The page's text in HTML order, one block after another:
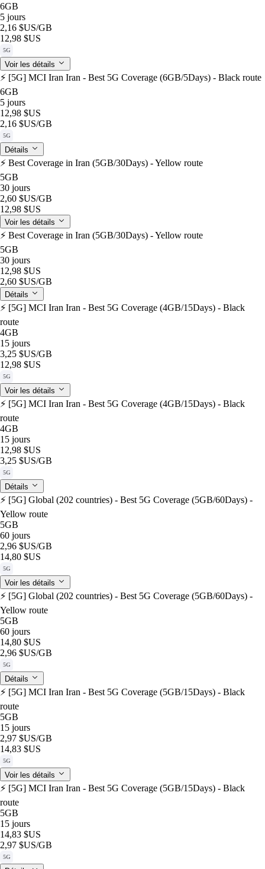
6GB
5 jours
2,16 $US/GB
12,98 $US
5G
Voir les détails
⚡️ [5G] MCI Iran Iran - Best 5G Coverage (6GB/5Days) - Black route
6GB
5 jours
12,98 $US
2,16 $US/GB
5G
Détails
⚡️ Best Coverage in Iran (5GB/30Days) - Yellow route
5GB
30 jours
2,60 $US/GB
12,98 $US
Voir les détails
⚡️ Best Coverage in Iran (5GB/30Days) - Yellow route
5GB
30 jours
12,98 $US
2,60 $US/GB
Détails
⚡️ [5G] MCI Iran Iran - Best 5G Coverage (4GB/15Days) - Black
route
4GB
15 jours
3,25 $US/GB
12,98 $US
5G
Voir les détails
⚡️ [5G] MCI Iran Iran - Best 5G Coverage (4GB/15Days) - Black
route
4GB
15 jours
12,98 $US
3,25 $US/GB
5G
Détails
⚡️ [5G] Global (202 countries) - Best 5G Coverage (5GB/60Days) -
Yellow route
5GB
60 jours
2,96 $US/GB
14,80 $US
5G
Voir les détails
⚡️ [5G] Global (202 countries) - Best 5G Coverage (5GB/60Days) -
Yellow route
5GB
60 jours
14,80 $US
2,96 $US/GB
5G
Détails
⚡️ [5G] MCI Iran Iran - Best 5G Coverage (5GB/15Days) - Black
route
5GB
15 jours
2,97 $US/GB
14,83 $US
5G
Voir les détails
⚡️ [5G] MCI Iran Iran - Best 5G Coverage (5GB/15Days) - Black
route
5GB
15 jours
14,83 $US
2,97 $US/GB
5G